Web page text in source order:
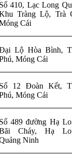
Số 410, Lạc Long
Tràng Lộ, Trà
Cái
Lộ Hòa Bình,
Móng Cái
Số 12 Đoàn Kết,
Móng Cái
Số 489 đường Hạ
Cháy, Hạ
Ninh